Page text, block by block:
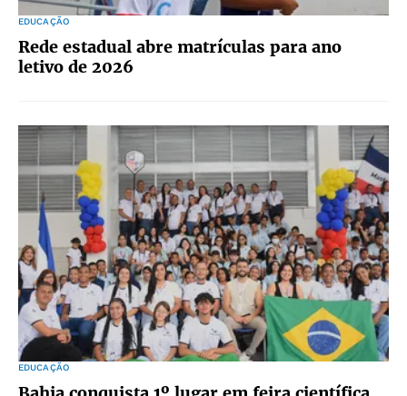
EDUCAÇÃO
Rede estadual abre matrículas para ano
letivo de 2026
EDUCAÇÃO